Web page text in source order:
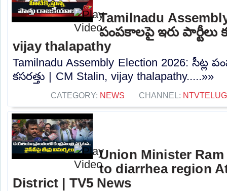
Tamilnadu
పంపకాలపై ఇరు పార్టీలు
vijay thalapathy
Tamilnadu Assembly Election 2026: సీట్ల
కసరత్తు | CM Stalin, vijay thalapathy.....»»
CATEGORY: NEWS CHANNEL:
Union Minister
to diarrhea region
District | TV5 News